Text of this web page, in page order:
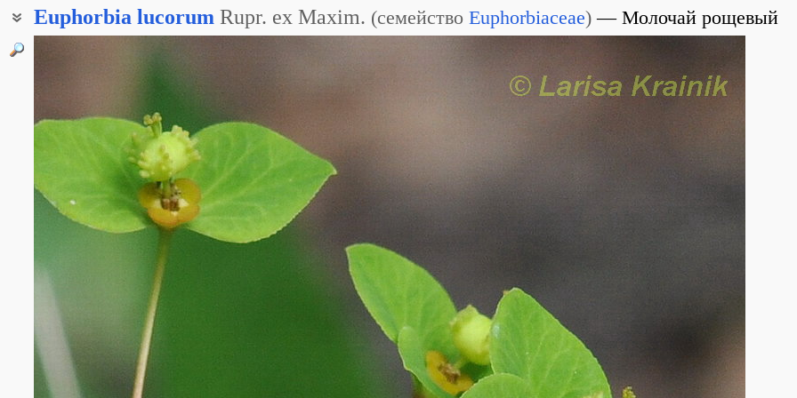
Euphorbia lucorum Rupr. ex Maxim. (семейство Euphorbiaceae) Молочай рощевый